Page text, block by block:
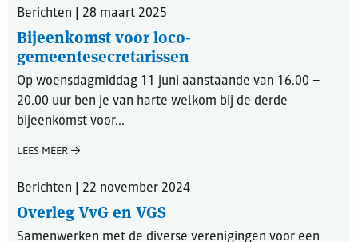
Berichten | 28 maart 2025
Bijeenkomst voor loco-
gemeentesecretarissen
Op woensdagmiddag 11 juni aanstaande van 16.00 –
20.00 uur ben je van harte welkom bij de derde
bijeenkomst voor...
LEES MEER
Berichten | 22 november 2024
Overleg VvG en VGS